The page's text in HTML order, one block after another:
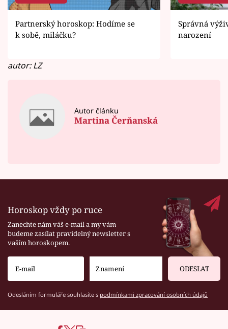
Partnerský horoskop: Hodíme se
k sobě, miláčku?
Správná
narození
autor: LZ
Autor článku
Martina Čerňanská
Horoskop vždy po ruce
Zanechte nám váš e-mail a my vám
budeme zasílat pravidelný newsletter s
vaším horoskopem.
ODESLAT
Odesláním formuláře souhlasíte s podmínkami zpracování osobních údajů